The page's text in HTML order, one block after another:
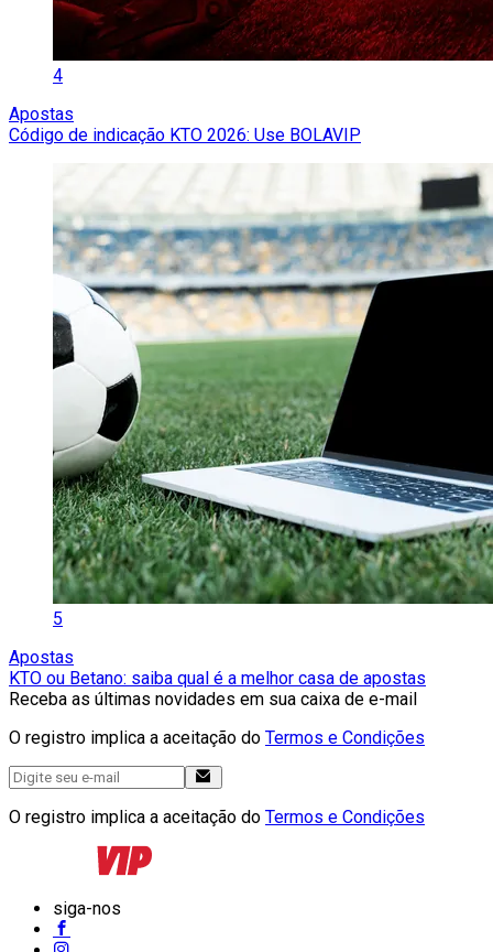
4
Apostas
Código de indicação KTO 2026: Use BOLAVIP
5
Apostas
KTO ou Betano: saiba qual é a melhor casa de apostas
Receba as últimas novidades em sua caixa de e-mail
O registro implica a aceitação do Termos e Condições
O registro implica a aceitação do Termos e Condições
siga-nos